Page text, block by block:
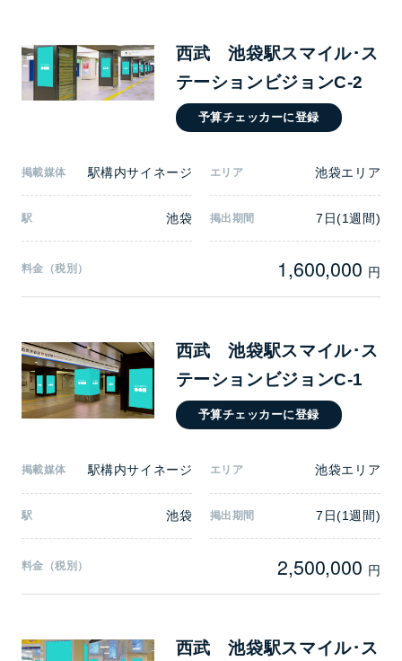
西武 池袋駅スマイル･ス
テーションビジョンC-2
予算チェッカーに登録
掲載媒体 駅構内サイネージ エリア 池袋エリア
駅 池袋 掲出期間 7日(1週間)
料金（税別） 1,600,000 円
西武 池袋駅スマイル･ス
テーションビジョンC-1
予算チェッカーに登録
掲載媒体 駅構内サイネージ エリア 池袋エリア
駅 池袋 掲出期間 7日(1週間)
料金（税別） 2,500,000 円
西武 池袋駅スマイル･ス